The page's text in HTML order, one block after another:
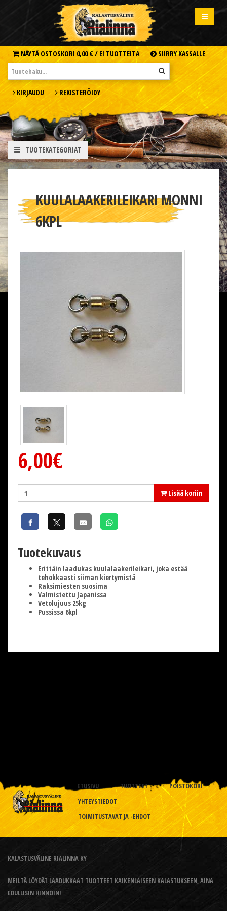
NÄYTÄ OSTOSKORI 0,00 € / EI TUOTTEITA SIIRRY KASSALLE
KIRJAUDU REKISTERÖIDY
TUOTEKATEGORIAT
KUULALAAKERILEIKARI MONNI
6KPL
6,00€
Lisää koriin
Tuotekuvaus
Erittäin laadukas kuulalaakerileikari, joka estää
tehokkaasti siiman kiertymistä
Raksimiesten suosima
Valmistettu Japanissa
Vetolujuus 25kg
Pussissa 6kpl
ETUSIVU TUOTTEET
POISTOKORI
YHTEYSTIEDOT
TOIMITUSTAVAT JA -EHDOT
KALASTUSVÄLINE RIALINNA KY
MEILTÄ LÖYDÄT LAADUKKAAT TUOTTEET KAIKENLAISEEN KALASTUKSEEN, AINA
EDULLISIN HINNOIN!